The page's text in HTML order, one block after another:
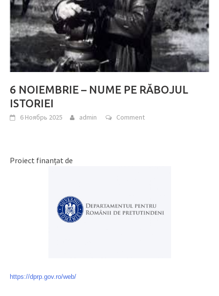
6 NOIEMBRIE – NUME PE RĂBOJUL
ISTORIEI
6 Ноябрь 2025 admin Comment
Proiect finanțat de
https://dprp.gov.ro/web/